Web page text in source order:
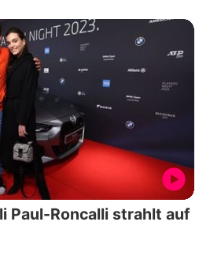
Paul-Roncalli strahlt auf